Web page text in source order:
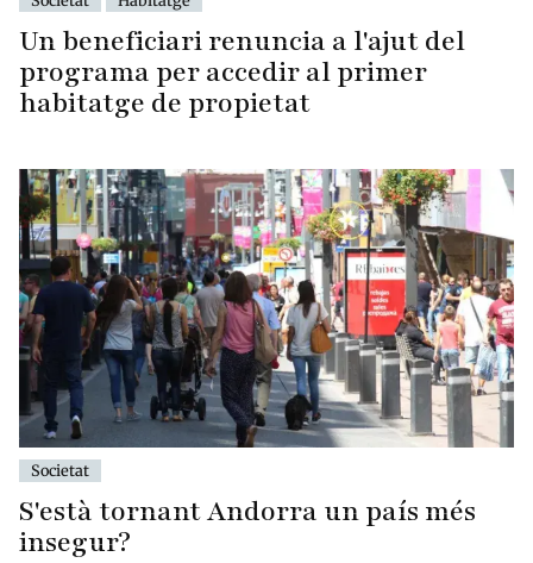
Un beneficiari renuncia a l'ajut del
programa per accedir al primer
habitatge de propietat
Societat
S'està tornant Andorra un país més
insegur?